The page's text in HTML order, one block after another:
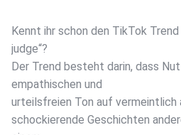
Kennt ihr schon den TikTok
judge“?
Der Trend besteht darin, dass
empathischen und
urteilsfreien Ton auf vermeintlich
schockierende Geschichten